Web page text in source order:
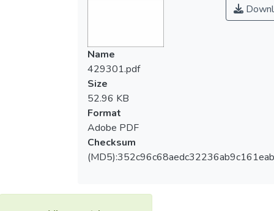
Name
429301.pdf
Size
52.96 KB
Format
Adobe PDF
Checksum